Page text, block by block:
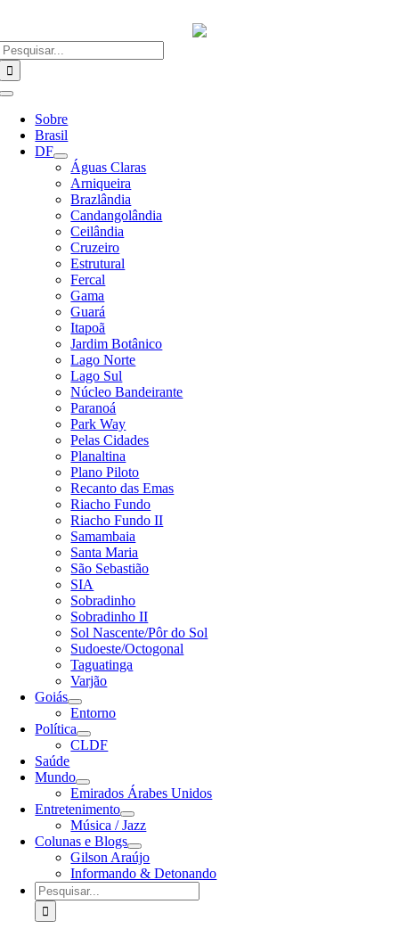
o
conteúdo
Alternar
Navegação
Sobre
Brasil
DF
Águas Claras
Arniqueira
Brazlândia
Candangolândia
Ceilândia
Cruzeiro
Estrutural
Fercal
Gama
Guará
Itapoã
Jardim Botânico
Lago Norte
Lago Sul
Núcleo Bandeirante
Paranoá
Park Way
Pelas Cidades
Planaltina
Plano Piloto
Recanto das Emas
Riacho Fundo
Riacho Fundo II
Samambaia
Santa Maria
São Sebastião
SIA
Sobradinho
Sobradinho II
Sol Nascente/Pôr do Sol
Sudoeste/Octogonal
Taguatinga
Varjão
Goiás
Entorno
Política
CLDF
Saúde
Mundo
Emirados Árabes Unidos
Entretenimento
Música / Jazz
Colunas e Blogs
Gilson Araújo
Informando & Detonando
Buscar
resultados
para: